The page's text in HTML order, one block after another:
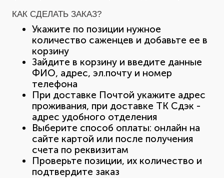
КАК СДЕЛАТЬ ЗАКАЗ?
Укажите по позиции нужное
количество саженцев и добавьте ее в
корзину
Зайдите в корзину и введите данные
ФИО, адрес, эл.почту и номер
телефона
При доставке Почтой укажите адрес
проживания, при доставке ТК Сдэк -
адрес удобного отделения
Выберите способ оплаты: онлайн на
сайте картой или после получения
счета по реквизитам
Проверьте позиции, их количество и
подтвердите заказ